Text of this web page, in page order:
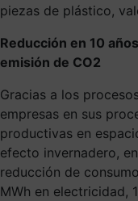
piezas de plástico,
Reducción en 10
emisión de CO2
Gracias a los
empresas en sus
productivas en
efecto invernadero,
reducción de
MWh en electricidad,